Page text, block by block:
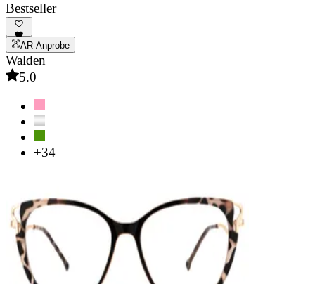
Bestseller
AR-Anprobe
Walden
5.0
+34